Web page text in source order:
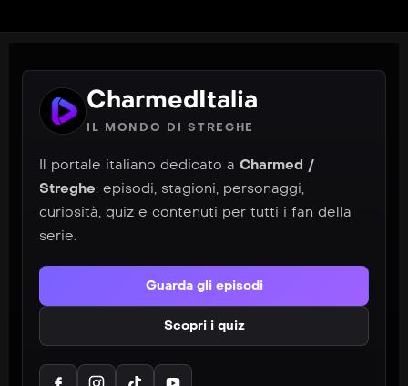
CharmedItalia
IL MONDO DI STREGHE
Il portale italiano dedicato a Charmed /
Streghe: episodi, stagioni, personaggi,
curiosità, quiz e contenuti per tutti i fan della
serie.
Guarda gli episodi
Scopri i quiz